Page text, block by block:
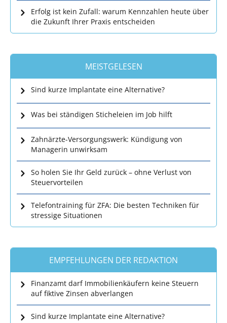
Erfolg ist kein Zufall: warum Kennzahlen heute über
die Zukunft Ihrer Praxis entscheiden
MEISTGELESEN
Sind kurze Implantate eine Alternative?
Was bei ständigen Sticheleien im Job hilft
Zahnärzte-Versorgungswerk: Kündigung von
Managerin unwirksam
So holen Sie Ihr Geld zurück – ohne Verlust von
Steuervorteilen
Telefontraining für ZFA: Die besten Techniken für
stressige Situationen
EMPFEHLUNGEN DER REDAKTION
Finanzamt darf Immobilienkäufern keine Steuern
auf fiktive Zinsen abverlangen
Sind kurze Implantate eine Alternative?